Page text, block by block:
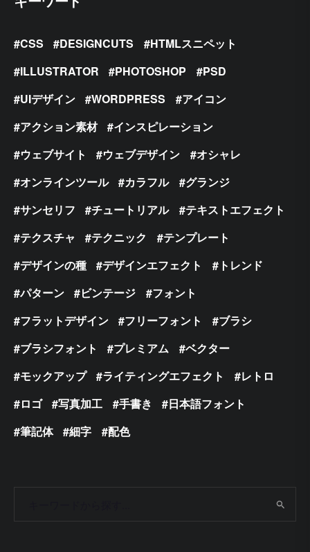
CSS DESIGNCUTS
HTMLスニペット
ILLUSTRATOR
PHOTOSHOP
PSD
UIデザイン
WORDPRESS
アイコン
アクション素材
インスピレーション
ウェブサイト
ウェブデザイン
オシャレ
オンラインツール
カラフル
グランジ
サンセリフ
チュートリアル
テキストエフェクト
テクスチャ
テクニック
テンプレート
デザインの種
デザインエフェクト
トレンド
パターン
ビンテージ
フォント
フラットデザイン
フリーフォント
ブラシ
ブラシフォント
プレミアム
ベクター
モックアップ
ライティングエフェクト
レトロ
ロゴ
写真加工 手書き
日本語フォント
筆記体
細字 配色